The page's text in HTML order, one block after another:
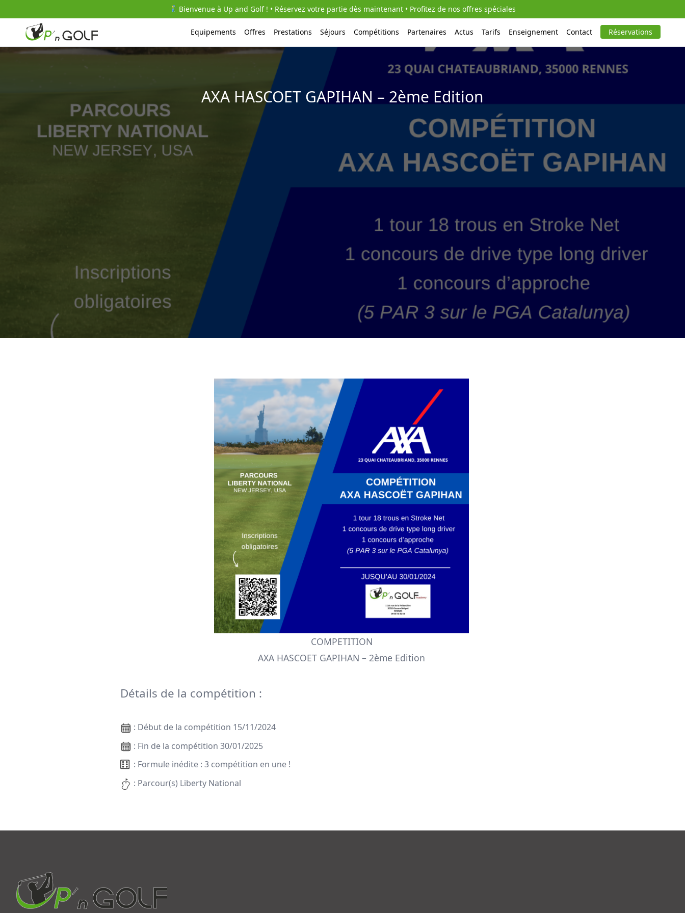
Bienvenue à Up and Golf ! • Réservez votre partie dès maintenant • Profitez de nos offres spéciales
Equipements Offres Prestations Séjours Compétitions Partenaires Actus Tarifs Enseignement Contact Réservations
AXA HASCOET GAPIHAN – 2ème Edition
COMPETITION
AXA HASCOET GAPIHAN – 2ème Edition
Détails de la compétition :
: Début de la compétition 15/11/2024
: Fin de la compétition 30/01/2025
: Formule inédite : 3 compétition en une !
: Parcour(s) Liberty National